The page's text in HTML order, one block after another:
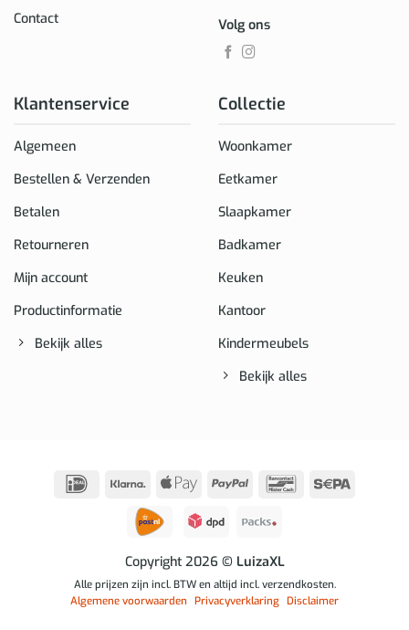
Contact
Klantenservice
Algemeen
Bestellen & Verzenden
Betalen
Retourneren
Mijn account
Productinformatie
Bekijk alles
Collectie
Woonkamer
Eetkamer
Slaapkamer
Badkamer
Keuken
Kantoor
Kindermeubels
Bekijk alles
Volg ons
IDeal Klarna
Apple
PayPal BancontactSepa
Copyright 2026 © LuizaXL
Alle prijzen zijn incl. BTW en altijd incl. verzendkosten.
Algemene voorwaarden Privacyverklaring Disclaimer